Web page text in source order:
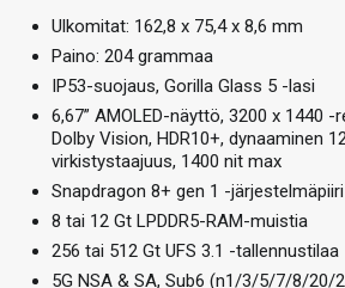
Ulkomitat: 162,8 x 75,4 x 8,6 mm
Paino: 204 grammaa
IP53-suojaus, Gorilla Glass 5 -lasi
6,67” AMOLED-näyttö, 3200 x 1440
Dolby Vision, HDR10+, dynaaminen
virkistystaajuus, 1400 nit max
Snapdragon 8+ gen 1 -järjestelmäpiiri
8 tai 12 Gt LPDDR5-RAM-muistia
256 tai 512 Gt UFS 3.1 -tallennustilaa
5G NSA & SA, Sub6 (n1/3/5/7/8/